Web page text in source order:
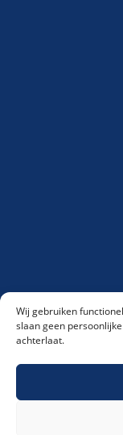
Wij gebruiken
slaan geen
achterlaat.